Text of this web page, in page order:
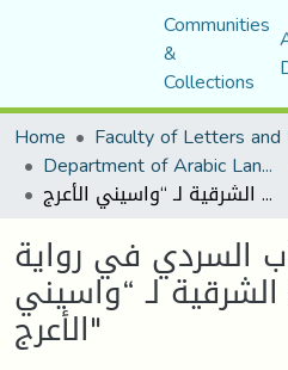
Communities
&
Collections
Home
Department of Arabic Language and Literature
جماليات الخطاب السردي في رواية المخطوطة الشرقية لـ “واسيني الأعرج"
السردي في رواية
لـ “واسيني
الأعرج"